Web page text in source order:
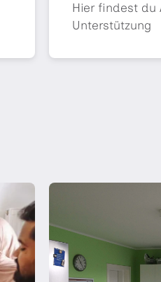
Hier findest du
Unterstützung